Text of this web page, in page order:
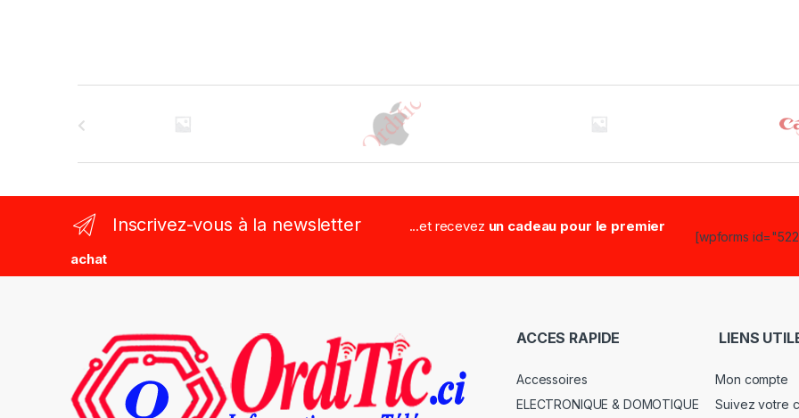
s
Inscrivez-vous à la newsletter ...et recevez un cadeau pour le premier
achat
[wpforms
ACCES RAPIDE
Accessoires
ELECTRONIQUE & DOMOTIQUE
LIENS
Mon compte
Suivez votre